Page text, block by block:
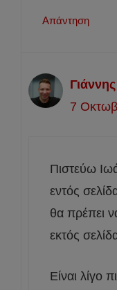
Απάντηση
7
Πιστεύω
εντός
θα πρέπει
εκτός
Είναι λίγο